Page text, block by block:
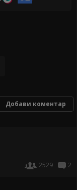
Добави коментар
2529
2